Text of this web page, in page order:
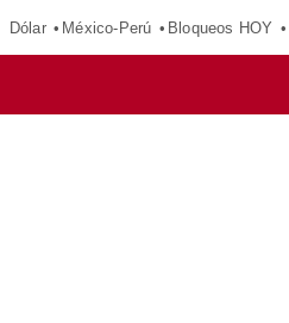
Dólar México-Perú Bloqueos HOY